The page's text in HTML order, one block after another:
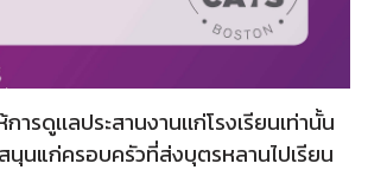
ารดูเเลประสานงานเเก่โรงเรียนเท่านั้น
นุนแก่ครอบครัวที่ส่งบุตรหลานไปเรียน